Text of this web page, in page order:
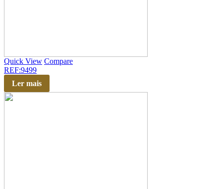
Quick View Compare
REF:9499
Ler mais